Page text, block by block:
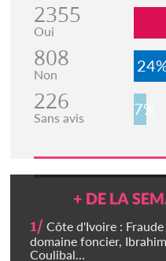
2355
Oui
808
Non
226
Sans avis 7%
+ DE LA
1/ Côte d'Ivoire :
domaine foncier,
Coulibal...